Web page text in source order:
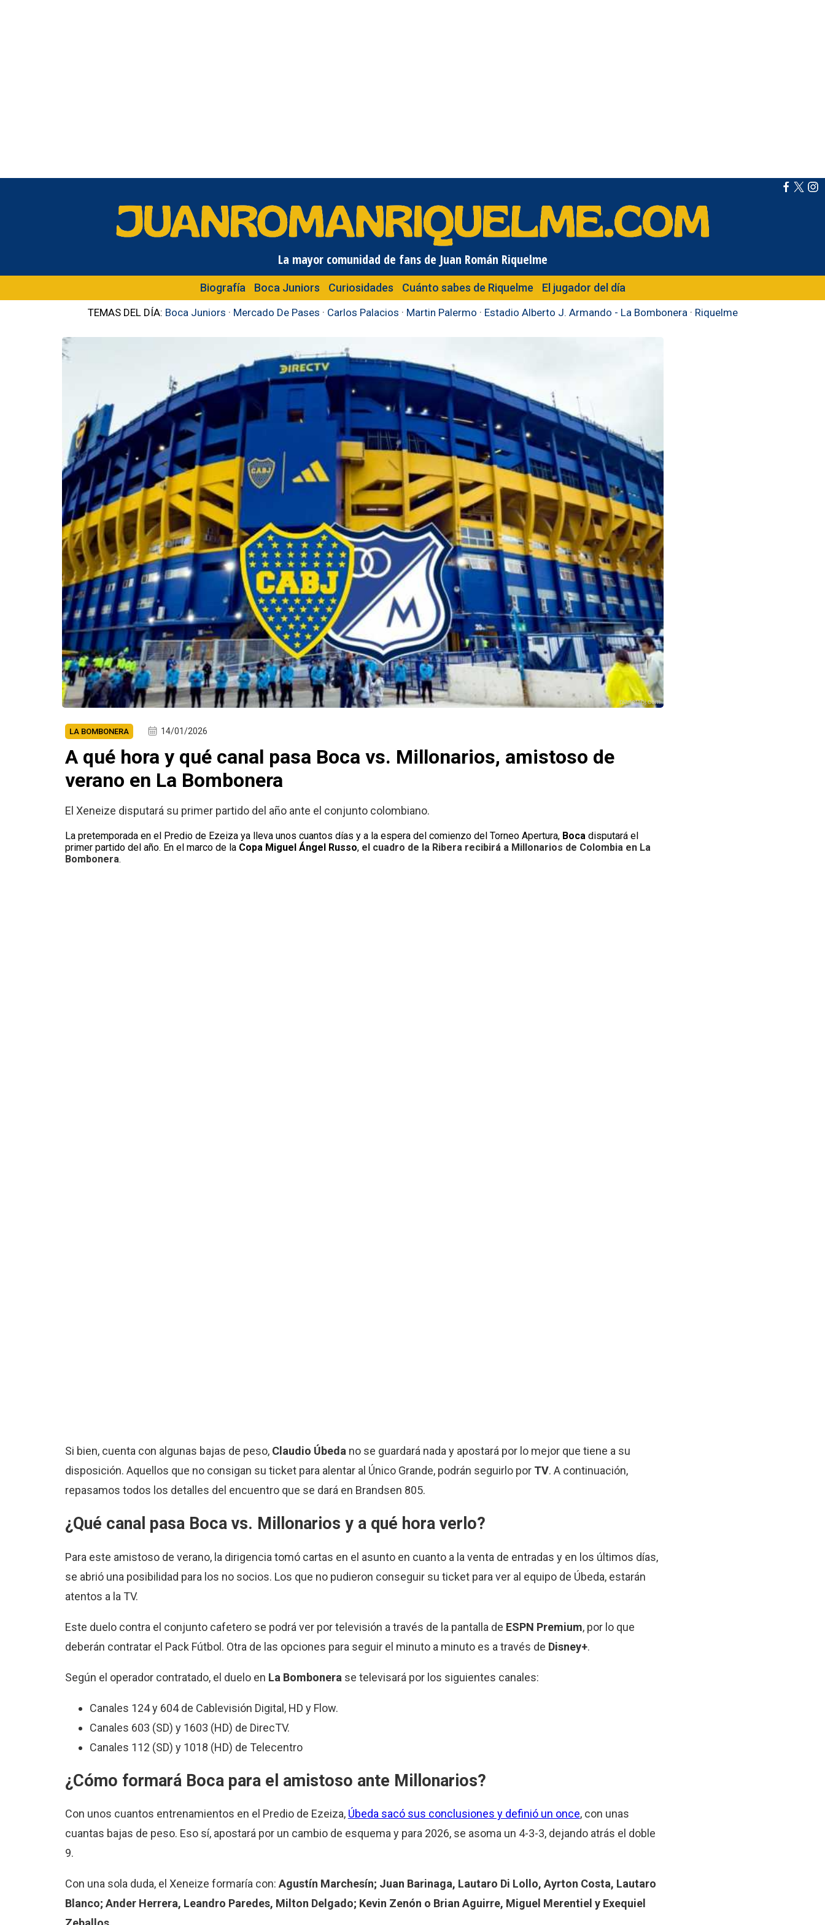
La mayor comunidad de fans de Juan Román Riquelme
Biografía Boca Juniors Curiosidades Cuánto sabes de Riquelme El jugador del día
TEMAS DEL DÍA: Boca Juniors · Mercado De Pases · Carlos Palacios · Martin Palermo · Estadio Alberto J. Armando - La Bombonera · Riquelme
planetabj.com
LA BOMBONERA 14/01/2026
A qué hora y qué canal pasa Boca vs. Millonarios, amistoso de
verano en La Bombonera
El Xeneize disputará su primer partido del año ante el conjunto colombiano.
La pretemporada en el Predio de Ezeiza ya lleva unos cuantos días y a la espera del comienzo del Torneo Apertura, Boca disputará el
primer partido del año. En el marco de la Copa Miguel Ángel Russo, el cuadro de la Ribera recibirá a Millonarios de Colombia enLa
Bombonera.
Si bien, cuenta con algunas bajas de peso,Claudio Úbeda no se guardará nada y apostará por lo mejor que tiene a su
disposición. Aquellos que no consigan su ticket para alentar al Único Grande, podrán seguirlo por TV. A continuación,
repasamos todos los detalles del encuentro que se dará en Brandsen 805.
¿Qué canal pasa Boca vs. Millonarios y a qué hora verlo?
Para este amistoso de verano, la dirigencia tomó cartas en el asunto en cuanto a la venta de entradas y en los últimos días,
se abrió una posibilidad para los no socios. Los que no pudieron conseguir su ticket para ver al equipo de Úbeda, estarán
atentos a la TV.
Este duelo contra el conjunto cafetero se podrá ver por televisión a través de la pantalla de ESPN Premium, por lo que
deberán contratar el Pack Fútbol. Otra de las opciones para seguir el minuto a minuto es a través de Disney+.
Según el operador contratado, el duelo en La Bombonera se televisará por los siguientes canales:
Canales 124 y 604 de Cablevisión Digital, HD y Flow.
Canales 603 (SD) y 1603 (HD) de DirecTV.
Canales 112 (SD) y 1018 (HD) de Telecentro
¿Cómo formará Boca para el amistoso ante Millonarios?
Con unos cuantos entrenamientos en el Predio de Ezeiza, Úbeda sacó sus conclusiones y definió un once, con unas
cuantas bajas de peso. Eso sí, apostará por un cambio de esquema y para 2026, se asoma un 4-3-3, dejando atrás el doble
9.
Con una sola duda, el Xeneize formaría con: Agustín Marchesín; Juan Barinaga, Lautaro Di Lollo, Ayrton Costa, Lautaro
Blanco; Ander Herrera, Leandro Paredes, Milton Delgado; Kevin Zenón o Brian Aguirre, Miguel Merentiel y Exequiel